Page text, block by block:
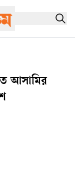
আসামির